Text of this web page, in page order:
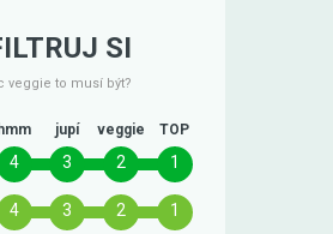
SI
veggie to musí být?
hmm jupí veggie TOP
4 3 2 1
4 3 2 1